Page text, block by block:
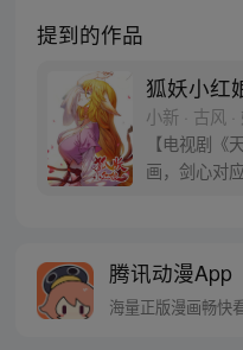
提到的作品
狐妖小红
小新 · 古风 ·
【电视剧《
画，剑心对
腾讯动漫App
海量正版漫画畅快